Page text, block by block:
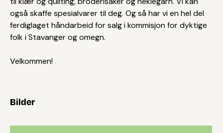
også skaffe spesialvarer til deg. Og så har vi en hel del
ferdiglaget håndarbeid for salg i kommisjon for dyktige
folk i Stavanger og omegn.
Velkommen!
Bilder